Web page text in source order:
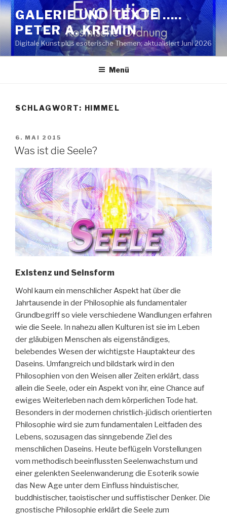
Zum
Inhalt
springen
GALERIE UND TEXTE …..
PETER A. KREMIN
Digitale Kunst plus esoterische Themen; aktualisiert Juni 2026
Menü
SCHLAGWORT: HIMMEL
VERÖFFENTLICHT
AM
6. MAI 2015
Was ist die Seele?
Existenz und Seinsform
Wohl kaum ein menschlicher Aspekt hat über die
Jahrtausende in der Philosophie als fundamentaler
Grundbegriff so viele verschiedene Wandlungen erfahren
wie die Seele. In nahezu allen Kulturen ist sie im Leben
der gläubigen Menschen als eigenständiges,
belebendes Wesen der wichtigste Hauptakteur des
Daseins. Umfangreich und bildstark wird in den
Philosophien von den Weisen aller Zeiten erklärt, dass
allein die Seele, oder ein Aspekt von ihr, eine Chance auf
ewiges Weiterleben nach dem körperlichen Tode hat.
Besonders in der modernen christlich-jüdisch orientierten
Philosophie wird sie zum fundamentalen Leitfaden des
Lebens, sozusagen das sinngebende Ziel des
menschlichen Daseins. Heute beflügeln Vorstellungen
vom methodisch beeinflussten Seelenwachstum und
einer gelenkten Seelenwanderung die Esoterik sowie
das New Age unter dem Einfluss hinduistischer,
buddhistischer, taoistischer und suffistischer Denker. Die
gnostische Philosophie erklärt die Seele zum